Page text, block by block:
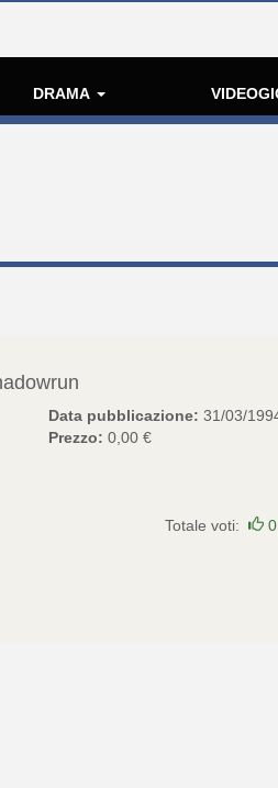
DRAMA
Data pubblicazione: 31/03/
Prezzo: 0,00 €
Totale voti: 0